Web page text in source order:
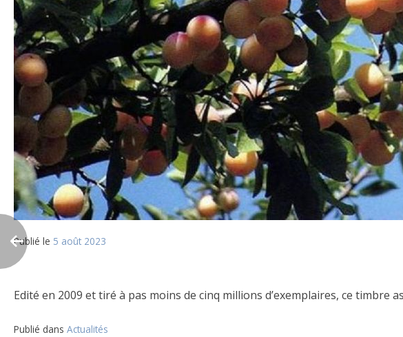
Publié le 5 août 2023
Edité en 2009 et tiré à pas moins de cinq millions d’exemplaires, ce timbre
Publié dans Actualités